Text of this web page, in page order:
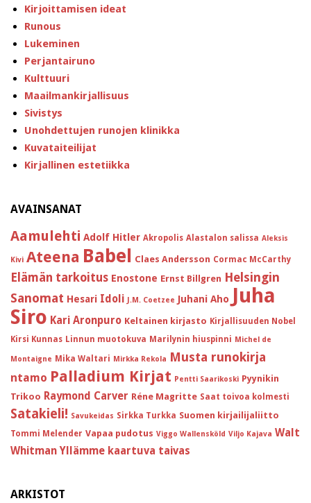
Kirjoittamisen ideat
Runous
Lukeminen
Perjantairuno
Kulttuuri
Maailmankirjallisuus
Sivistys
Unohdettujen runojen klinikka
Kuvataiteilijat
Kirjallinen estetiikka
AVAINSANAT
Aamulehti Adolf Hitler Akropolis Alastalon salissa Aleksis
Kivi Ateena Babel Claes Andersson Cormac McCarthy
Elämän tarkoitus Enostone Ernst Billgren Helsingin
Sanomat Hesari Idoli J.M. Coetzee Juhani Aho Juha
Siro Kari Aronpuro Keltainen kirjasto Kirjallisuuden Nobel
Kirsi Kunnas Linnun muotokuva Marilynin hiuspinni Michel de
Montaigne Mika Waltari Mirkka Rekola Musta runokirja
ntamo Palladium Kirjat Pentti Saarikoski Pyynikin
Trikoo Raymond Carver Réne Magritte Saat toivoa kolmesti
Satakieli! Savukeidas Sirkka Turkka Suomen kirjailijaliitto
Tommi Melender Vapaa pudotus Viggo Wallensköld Viljo Kajava Walt
Whitman Yllämme kaartuva taivas
ARKISTOT